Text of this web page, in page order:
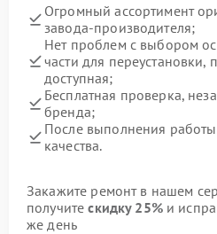
Огромный ассортимент
завода-производителя;
Нет проблем с выбором
части для переустановки,
доступная;
Бесплатная проверка,
бренда;
После выполнения
качества.
Закажите ремонт в нашем
получитескидку 25%и
же день